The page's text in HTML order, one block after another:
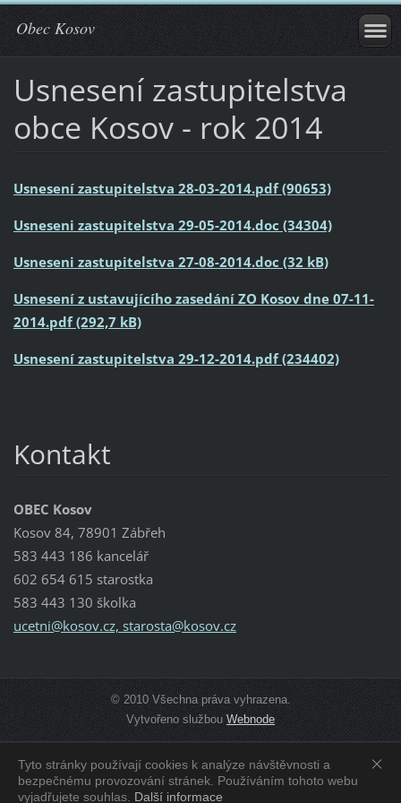
Obec Kosov
Usnesení zastupitelstva
obce Kosov - rok 2014
Usnesení zastupitelstva 28-03-2014.pdf (90653)
Usneseni zastupitelstva 29-05-2014.doc (34304)
Usneseni zastupitelstva 27-08-2014.doc (32 kB)
Usnesení z ustavujícího zasedání ZO Kosov dne 07-11-
2014.pdf (292,7 kB)
Usnesení zastupitelstva 29-12-2014.pdf (234402)
Tyto stránky používají cookies k analýze návštěvnosti a
bezpečnému provozování stránek. Používáním tohoto webu
vyjadřujete souhlas. Další informace
Kontakt
OBEC Kosov
Kosov 84, 78901 Zábřeh
583 443 186 kancelář
602 654 615 starostka
583 443 130 školka
ucetni@kosov.cz, starosta@kosov.cz
© 2010 Všechna práva vyhrazena.
Vytvořeno službou Webnode
Zobrazit:Mobilní verzi|Standardní verzi